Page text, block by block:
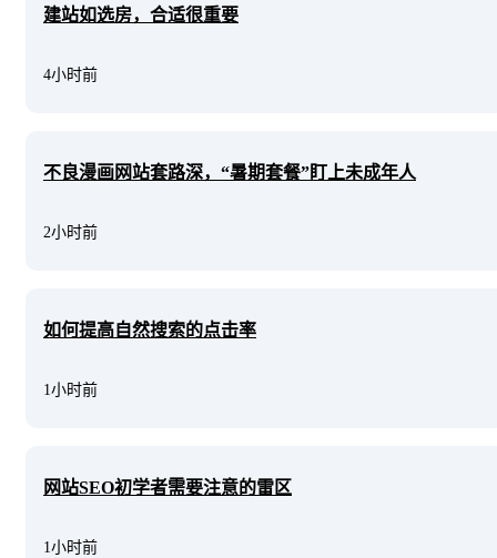
建站如选房，合适很重要
4小时前
不良漫画网站套路深，“暑期套餐”盯上未成年人
2小时前
如何提高自然搜索的点击率
1小时前
网站SEO初学者需要注意的雷区
1小时前